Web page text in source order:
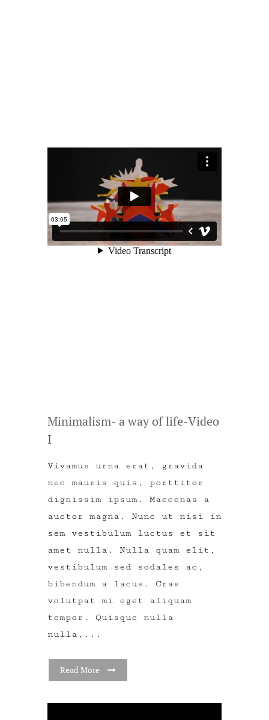
Minimalism- a way of life-Video
I
Vivamus urna erat, gravida
nec mauris quis, porttitor
dignissim ipsum. Maecenas a
auctor magna. Nunc ut nisi in
sem vestibulum luctus et sit
amet nulla. Nulla quam elit,
vestibulum sed sodales ac,
bibendum a lacus. Cras
volutpat mi eget aliquam
tempor. Quisque nulla
nulla,...
Read More